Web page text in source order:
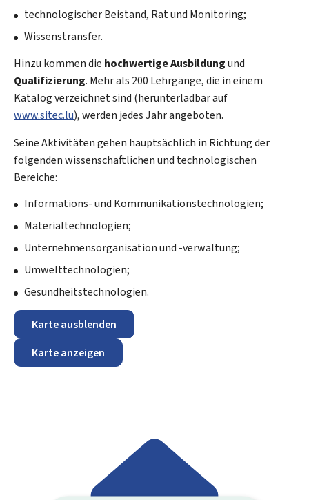
technologischer Beistand, Rat und Monitoring;
Wissenstransfer.
Hinzu kommen die hochwertige Ausbildungund
Qualifizierung. Mehr als 200 Lehrgänge, die in einem
Katalog verzeichnet sind (herunterladbar auf
www.sitec.lu), werden jedes Jahr angeboten.
Seine Aktivitäten gehen hauptsächlich in Richtung der
folgenden wissenschaftlichen und technologischen
Bereiche:
Informations- und Kommunikationstechnologien;
Materialtechnologien;
Unternehmensorganisation und -verwaltung;
Umwelttechnologien;
Gesundheitstechnologien.
Karte ausblenden
Karte anzeigen